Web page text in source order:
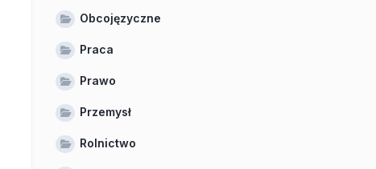
Obcojęzyczne
Praca
Prawo
Przemysł
Rolnictwo